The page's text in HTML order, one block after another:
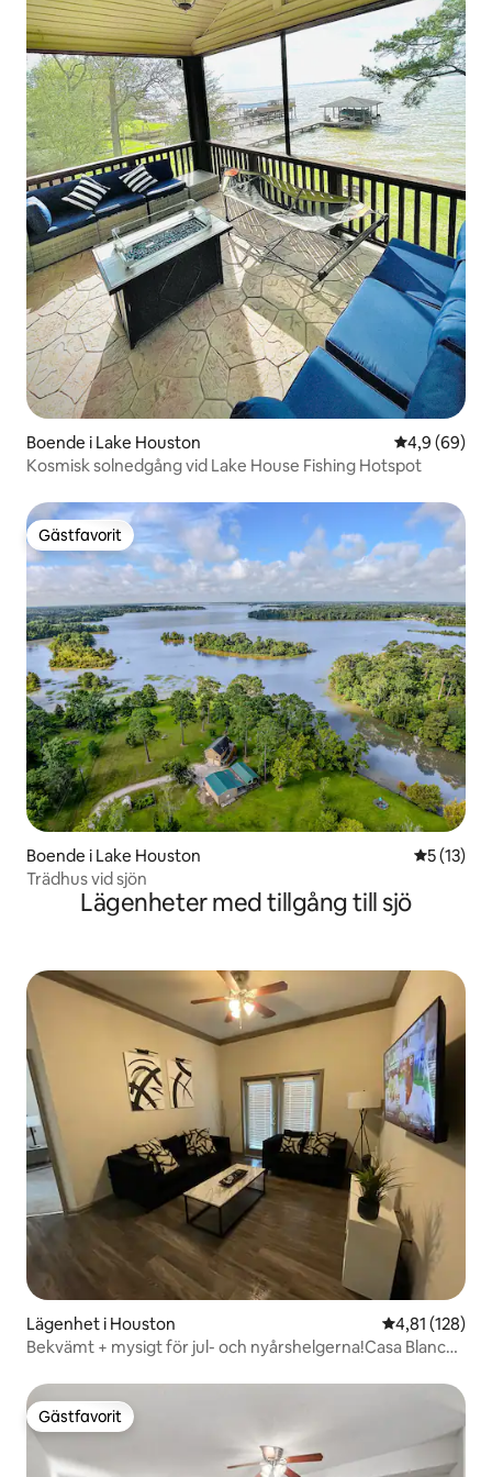
Boende i Lake Houston 4,9 av 5 i
4,9 (69)
Kosmisk solnedgång vid Lake House Fishing Hotspot
Gästfavorit
Gästfavorit
Boende i Lake Houston 5 av 5 i
5 (13)
Trädhus vid sjön
Lägenheter med tillgång till sjö
Lägenhet i Houston 4,81 av 5 i
4,81 (128)
Bekvämt + mysigt för jul- och nyårshelgerna!Casa Blanca
Gästfavorit
Gästfavorit